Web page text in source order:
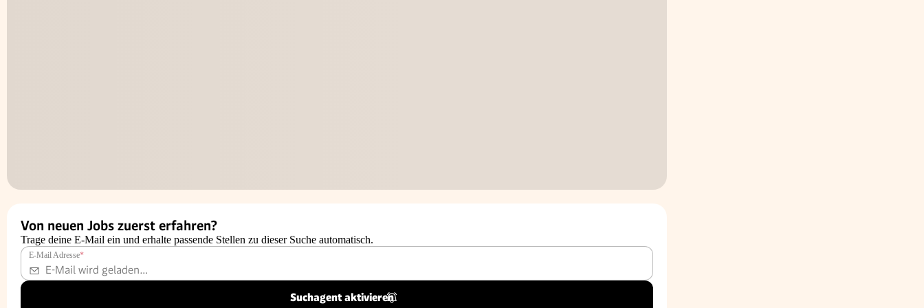
Von neuen Jobs zuerst erfahren?
Trage deine E-Mail ein und erhalte passende Stellen zu dieser Suche automatisch.
E-Mail Adresse*
Suchagent aktivieren